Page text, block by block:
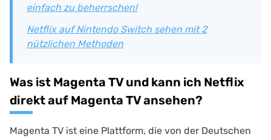
einfach zu beherrschen!
Netflix auf Nintendo Switch sehen mit 2
nützlichen Methoden
Was ist Magenta TV und kann ich Netflix
direkt auf Magenta TV ansehen?
Magenta TV ist eine Plattform, die von der Deutschen